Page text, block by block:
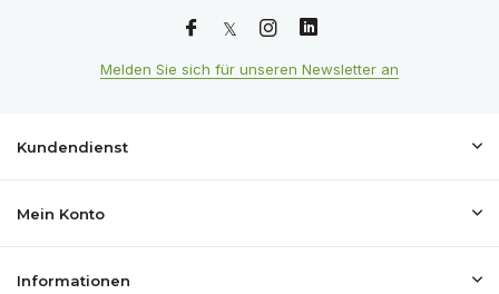
Melden Sie sich für unseren Newsletter an
Kundendienst
Mein Konto
Informationen